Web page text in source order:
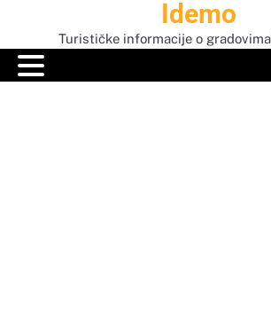
content
Idemo
Turističke informacije o